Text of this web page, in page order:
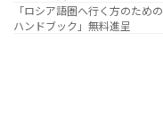
「ロシア語圏へ行く方のための
ハンドブック」無料進呈